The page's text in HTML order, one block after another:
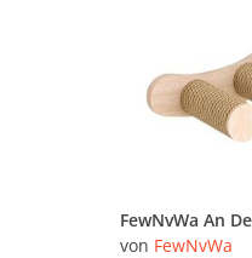
von FewNvWa